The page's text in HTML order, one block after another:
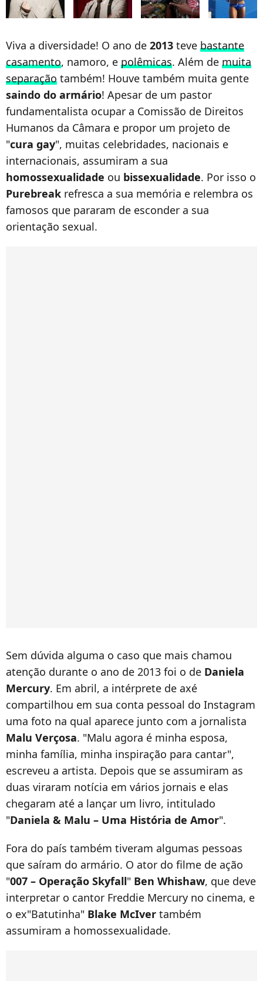
Viva a diversidade! O ano de 2013 teve bastante
casamento, namoro, e polêmicas. Além de muita
separação também! Houve também muita gente
saindo do armário! Apesar de um pastor
fundamentalista ocupar a Comissão de Direitos
Humanos da Câmara e propor um projeto de
"cura gay", muitas celebridades, nacionais e
internacionais, assumiram a sua
homossexualidade ou bissexualidade. Por isso o
Purebreak refresca a sua memória e relembra os
famosos que pararam de esconder a sua
orientação sexual.
Sem dúvida alguma o caso que mais chamou
atenção durante o ano de 2013 foi o de Daniela
Mercury. Em abril, a intérprete de axé
compartilhou em sua conta pessoal do Instagram
uma foto na qual aparece junto com a jornalista
Malu Verçosa. "Malu agora é minha esposa,
minha família, minha inspiração para cantar",
escreveu a artista. Depois que se assumiram as
duas viraram notícia em vários jornais e elas
chegaram até a lançar um livro, intitulado
"Daniela & Malu – Uma História de Amor".
Fora do país também tiveram algumas pessoas
que saíram do armário. O ator do filme de ação
"007 – Operação Skyfall" Ben Whishaw, que deve
interpretar o cantor Freddie Mercury no cinema, e
o ex"Batutinha" Blake McIver também
assumiram a homossexualidade.